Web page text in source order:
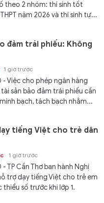
theo 2 nhóm: thí sinh tốt
năm 2026 và thí sinh tự...
đảm trái phiếu: Không
1 giờ trước
- Việc cho phép ngân hàng
sản bảo đảm trái phiếu cần
bạch, tách bạch nhằm...
tiếng Việt cho trẻ dân
1 giờ trước
TP Cần Thơ ban hành Nghị
trợ dạy tiếng Việt cho trẻ em
thiểu số trước khi lớp 1.